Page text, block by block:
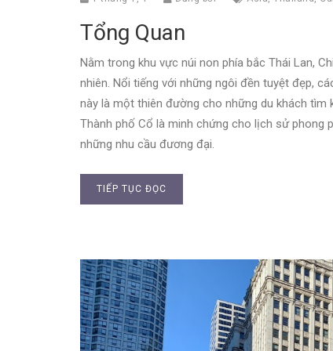
Tổng Quan
Nằm trong khu vực núi non phía bắc Thái Lan,
nhiên. Nổi tiếng với những ngôi đền tuyệt đẹp,
này là một thiên đường cho những du khách
Thành phố Cổ là minh chứng cho lịch sử phong
những nhu cầu đương đại.
TIẾP TỤC ĐỌC